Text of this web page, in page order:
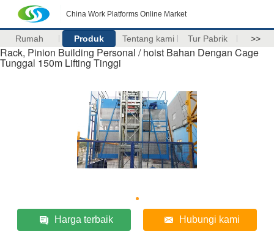
China Work Platforms Online Market
Rumah Produk Tentang kami Tur Pabrik >>
Rack, Pinion Building Personal / hoist Bahan Dengan Cage
Tunggal 150m Lifting Tinggi
Harga terbaik Hubungi kami